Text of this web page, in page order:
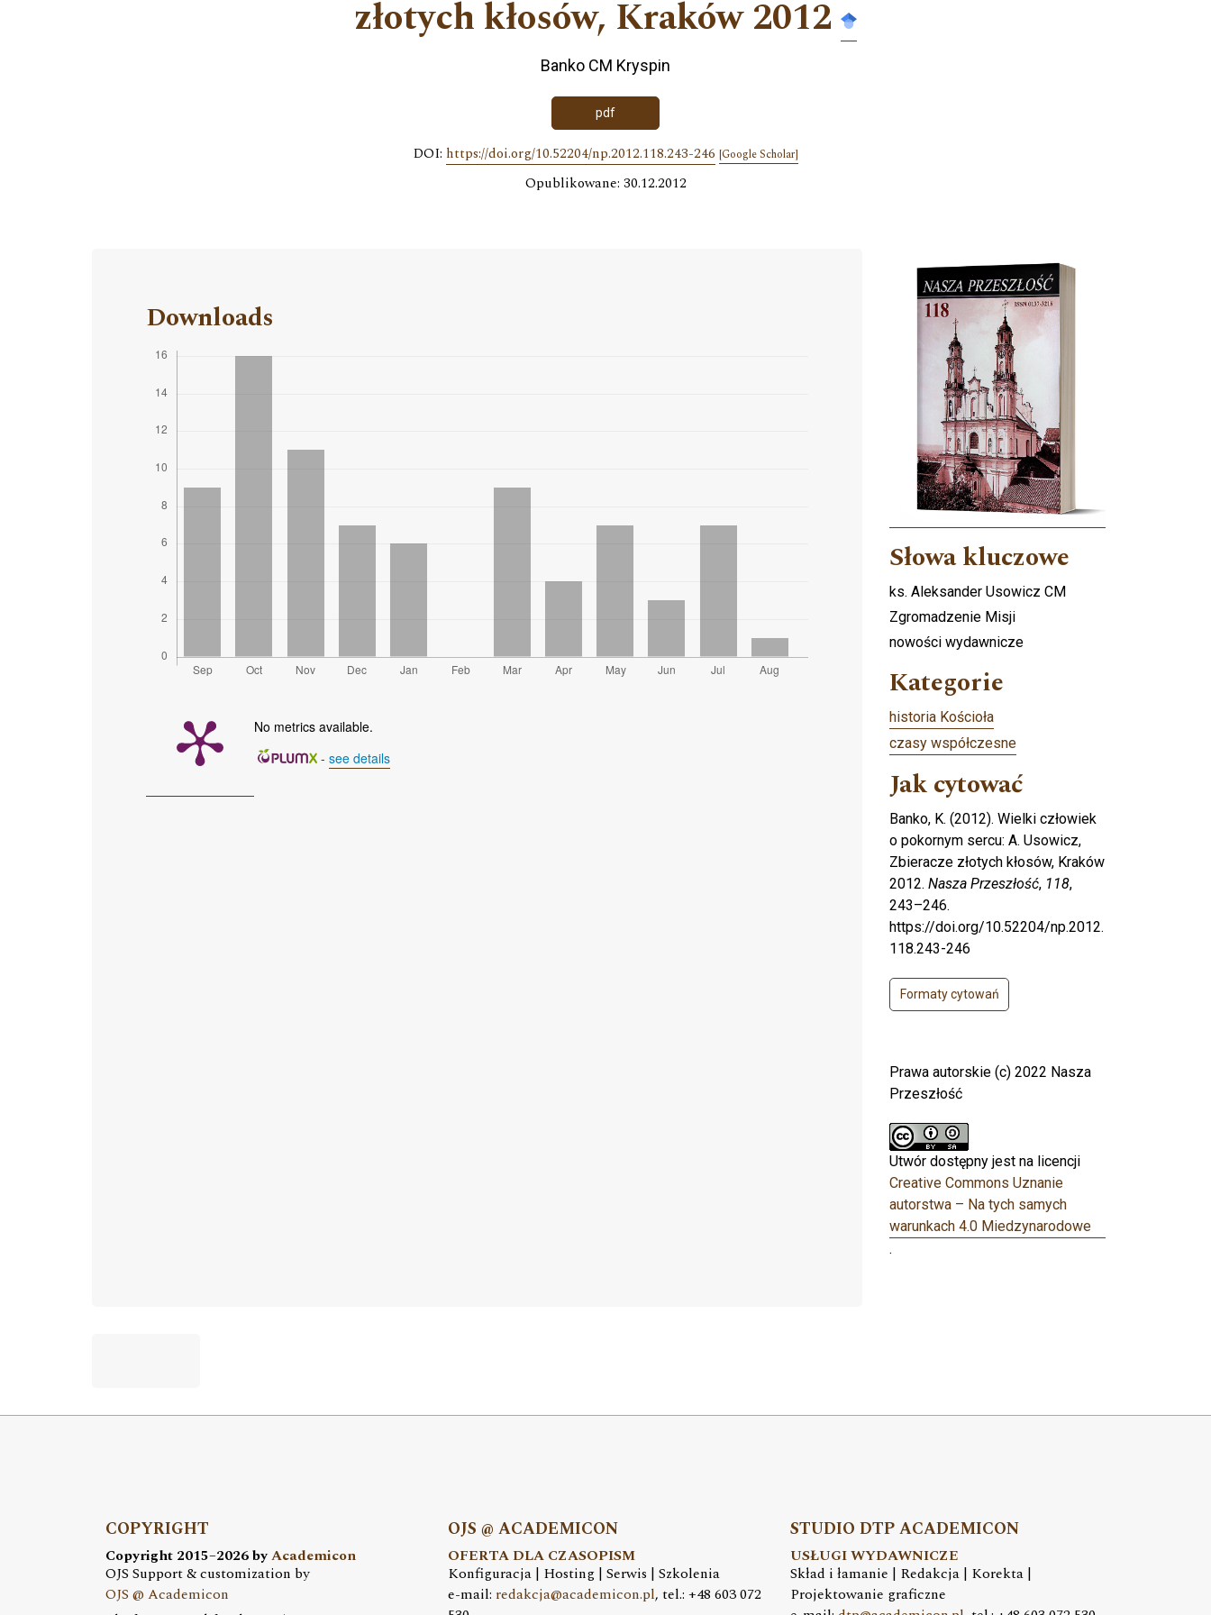
złotych kłosów, Kraków 2012
Banko CM Kryspin
pdf
DOI: https://doi.org/10.52204/np.2012.118.243-246 [Google Scholar]
Opublikowane: 30.12.2012
Downloads
No metrics available.
- see details
Cover image
Słowa kluczowe
ks. Aleksander Usowicz CM
Zgromadzenie Misji
nowości wydawnicze
Kategorie
historia Kościoła
czasy współczesne
Jak cytować
Banko, K. (2012). Wielki człowiek
o pokornym sercu: A. Usowicz,
Zbieracze złotych kłosów, Kraków
2012. Nasza Przeszłość, 118,
243–246.
https://doi.org/10.52204/np.2012.
118.243-246
Formaty cytowań
Prawa autorskie (c) 2022 Nasza
Przeszłość
Utwór dostępny jest na licencji
Creative Commons Uznanie
autorstwa – Na tych samych
warunkach 4.0 Miedzynarodowe
.
COPYRIGHT
Copyright 2015–2026 byAcademicon
OJS Support & customization by
OJS @ Academicon
OJS @ ACADEMICON
OFERTA DLA CZASOPISM
Konfiguracja | Hosting | Serwis | Szkolenia
e-mail: redakcja@academicon.pl, tel.: +48 603 072
STUDIO DTP ACADEMICON
USŁUGI WYDAWNICZE
Skład i łamanie | Redakcja | Korekta |
Projektowanie graficzne